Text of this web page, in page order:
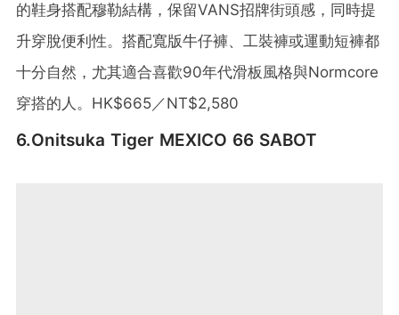
的鞋身搭配穆勒結構，保留VANS招牌街頭感，同時提
升穿脫便利性。搭配寬版牛仔褲、工裝褲或運動短褲都
十分自然，尤其適合喜歡90年代滑板風格與Normcore
穿搭的人。HK$665／NT$2,580
6.Onitsuka Tiger MEXICO 66 SABOT